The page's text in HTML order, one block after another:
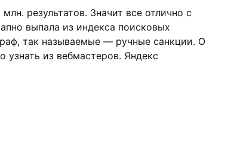
результатов. Значит все отлично с
выпала из индекса поисковых
так называемые — ручные санкции. О
из вебмастеров. Яндекс